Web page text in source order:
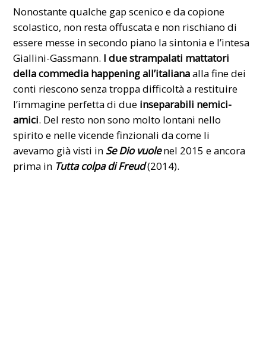
Nonostante qualche gap scenico e da copione
scolastico, non resta offuscata e non rischiano di
essere messe in secondo piano la sintonia e l’intesa
Giallini-Gassmann. I due strampalati mattatori
dellacommedia happening all’italianaalla fine dei
conti riescono senza troppa difficoltà a restituire
l’immagine perfetta di due inseparabili nemici-
amici. Del resto non sono molto lontani nello
spirito e nelle vicende finzionali da come li
avevamo già visti in Se Dio vuolenel 2015 e ancora
prima in Tutta colpa di Freud(2014).